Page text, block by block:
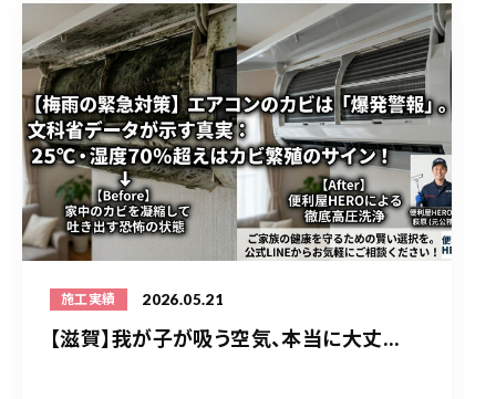
施工実績 2026.05.21
【滋賀】我が子が吸う空気、本当に大丈...